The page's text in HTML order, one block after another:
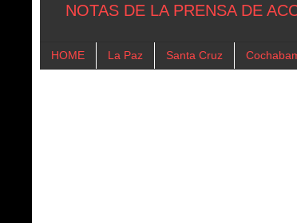
NOTAS DE LA PRENSA DE
HOME La Paz Santa Cruz